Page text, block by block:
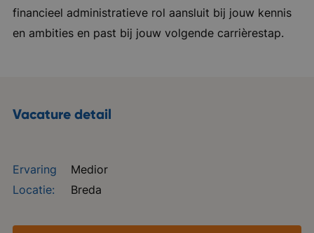
financieel administratieve rol aansluit bij jouw kennis
en ambities en past bij jouw volgende carrièrestap.
Vacature detail
Ervaring
Medior
Locatie:
Breda